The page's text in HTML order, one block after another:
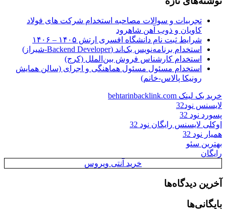
تجربیات و سوالات مصاحبه استخدام شرکت های فولاد
کاویان و ذوب آهن شاهرود
شرایط ثبت نام دانشگاه افسری ارتش ۱۴۰۵ – ۱۴۰۶
استخدام برنامه‌نویس بک‌اند (Backend Developer-شیراز)
استخدام کارشناس فروش بین‌الملل (کرج)
استخدام مسئول مسئول هماهنگی و اجرای (سالن همایش
رونیکا پالاس-خانم)
خرید بک لینک behtarinbacklink.com
لایسنس نود32
پسورد نود 32
اوکلی لایسنس رایگان نود 32
همیار نود 32
بهترین سئو
رایگان
خرید آنتی ویروس
آخرین دیدگاه‌ها
بایگانی‌ها